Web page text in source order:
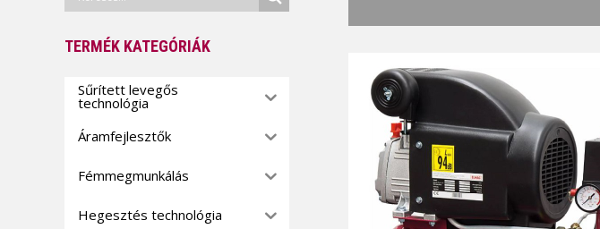
TERMÉK KATEGÓRIÁK
Sűrített levegős
technológia
Áramfejlesztők
Fémmegmunkálás
Hegesztés technológia